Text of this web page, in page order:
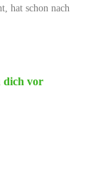
hat schon nach